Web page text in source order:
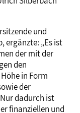
und
ergänzte: „Es ist
der mit der
den
in Form
der
dadurch ist
finanziellen und